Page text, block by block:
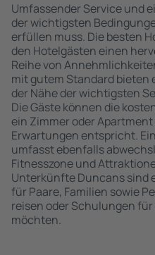
Umfassender Service und
der wichtigsten
erfüllen muss. Die besten
den Hotelgästen einen
Reihe von
mit gutem Standard bieten
der Nähe der wichtigsten
Die Gäste können die
ein Zimmer oder
Erwartungen entspricht.
umfasst ebenfalls
Fitnesszone und
Unterkünfte Duncans sind
für Paare, Familien sowie
reisen oder Schulungen
möchten.